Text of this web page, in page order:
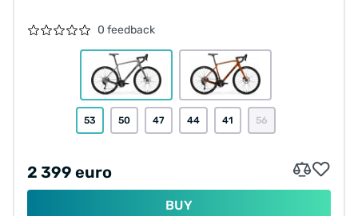
0 feedback
53 50 47 44 41 56
2 399 euro
BUY